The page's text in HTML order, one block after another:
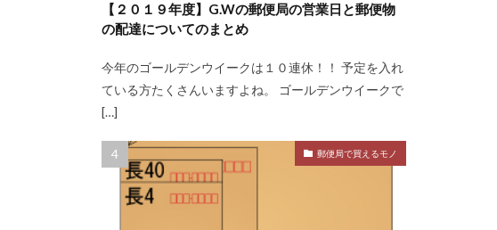
【２０１９年度】G.Wの郵便局の営業日と郵便物
の配達についてのまとめ
今年のゴールデンウイークは１０連休！！ 予定を入れ
ている方たくさんいますよね。 ゴールデンウイークで
[…]
郵便局で買えるモノ